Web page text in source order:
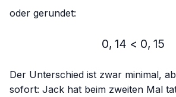
oder gerundet:
0,14 <
0, 14 < 0, 15
Der Unterschied ist zwar minimal,
sofort: Jack hat beim zweiten Mal